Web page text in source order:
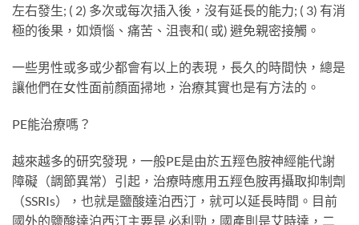
左右發生; ( 2) 多次或每次插入後，沒有延長的能力; ( 3) 有消
極的後果，如煩惱、痛苦、沮喪和( 或) 避免親密接觸。
一些男性或多或少都會有以上的表現，長久的時間快，總是
讓他們在女性面前顏面掃地，治療其實也是有方法的。
PE能治療嗎？
越來越多的研究發現，一般PE是由於五羥色胺神經能代謝
障礙（調節異常）引起，治療時應用五羥色胺再攝取抑制劑
（SSRIs），也就是鹽酸達泊西汀，就可以延長時間。目前
國外的鹽酸達泊西汀主要是 必利勁，國產則是艾時達，二